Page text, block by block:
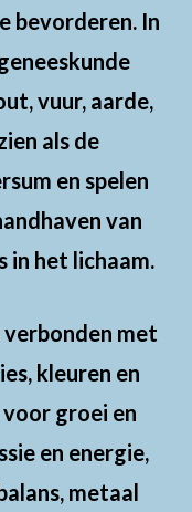
bevorderen. In
vuur, aarde,
als de
en spelen
van
in het lichaam.
verbonden met
kleuren en
groei en
en energie,
metaal